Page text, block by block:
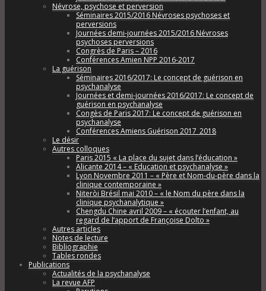
Névrose, psychose et perversion
Séminaires 2015/2016 Névroses psychoses et
perversions
Journées demi-journées 2015/2016 Névroses
psychoses perversions
Congrès de Paris – 2016
Conférences Amien NPP 2016-2017
La guérison
Séminaires 2016/2017: Le concept de guérison en
psychanalyse
Journées et demi-journées 2016/2017: Le concept de
guérison en psychanalyse
Congès de Paris 2017: Le concept de guérison en
psychanalyse
Conférences Amiens Guérison 2017_2018
Le désir
Autres colloques
Paris 2015 « La place du sujet dans l’éducation »
Alicante 2014 – « Education et psychanalyse »
Lyon Novembre 2011 – « Père et Nom-du-père dans la
clinique contemporaine »
Niteròi Brésil mai 2010 – « le Nom du père dans la
clinique psychanalytique »
Chengdu Chine avril 2009 – « écouter l’enfant, au
regard de l’apport de Françoise Dolto »
Autres articles
Notes de lecture
Bibliographie
Tables rondes
Publications
Actualités de la psychanalyse
La revue AFP